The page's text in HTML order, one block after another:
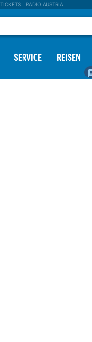
TICKETS RADIO AUSTRIA
SERVICE REISEN